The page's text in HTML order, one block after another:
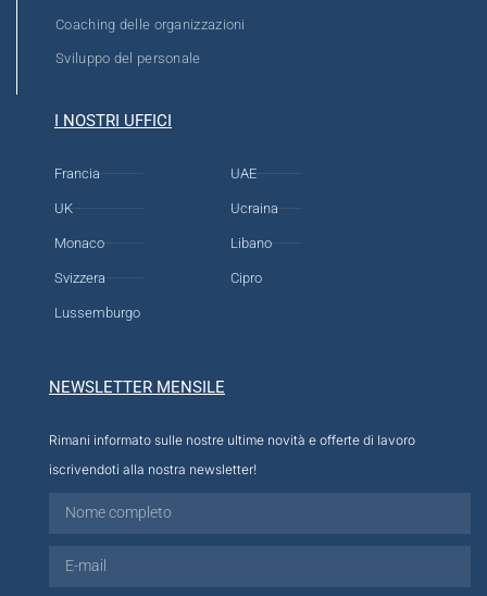
Coaching delle organizzazioni
Sviluppo del personale
I NOSTRI UFFICI
Francia
UK
Monaco
Svizzera
Lussemburgo
UAE
Ucraina
Libano
Cipro
NEWSLETTER MENSILE
Rimani informato sulle nostre ultime novità e offerte di lavoro
iscrivendoti alla nostra newsletter!